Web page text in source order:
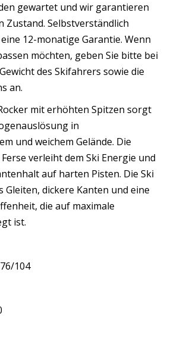
gewartet und wir garantieren
Zustand. Selbstverständlich
12-monatige Garantie. Wenn
möchten, geben Sie bitte bei
des Skifahrers sowie die
an.
mit erhöhten Spitzen sorgt
in
und weichem Gelände. Die
verleiht dem Ski Energie und
auf harten Pisten. Die Ski
Gleiten, dickere Kanten und eine
die auf maximale
ist.
104